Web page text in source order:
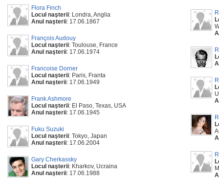
Flora Finch
Locul naşterii: Londra, Anglia
Anul naşterii: 17.06.1867
François Audouy
Locul naşterii: Toulouse, France
Anul naşterii: 17.06.1974
Francoise Dorner
Locul naşterii: Paris, Franta
Anul naşterii: 17.06.1949
Frank Ashmore
Locul naşterii: El Paso, Texas, USA
Anul naşterii: 17.06.1945
Fuku Suzuki
Locul naşterii: Tokyo, Japan
Anul naşterii: 17.06.2004
Gary Cherkassky
Locul naşterii: Kharkov, Ucraina
Anul naşterii: 17.06.1988